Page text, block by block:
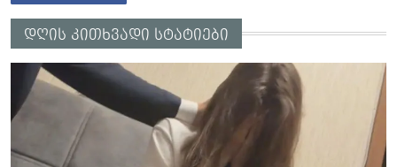
დღის კითხვადი სტატიები